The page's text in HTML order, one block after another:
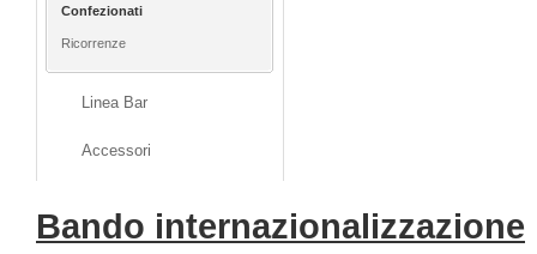
Confezionati
Ricorrenze
Linea Bar
Accessori
Bando internazionalizzazione